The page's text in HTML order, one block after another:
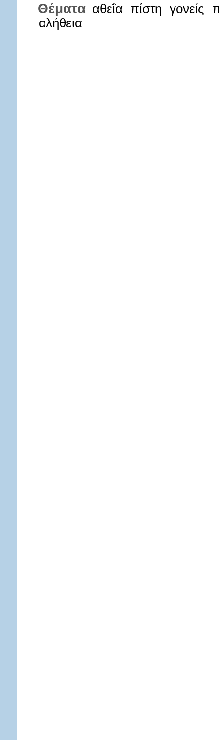
Θέματα αθεΐα πίστη γονείς
αλήθεια